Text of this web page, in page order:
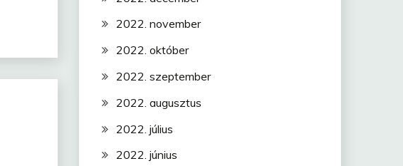
2022. november
2022. október
2022. szeptember
2022. augusztus
2022. július
2022. június